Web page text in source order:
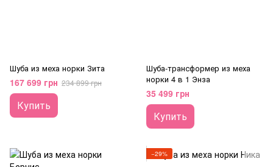
Шуба из меха норки Зита
167 699 грн 234 899 грн
Купить
Шуба-трансформер из меха
норки 4 в 1 Энза
35 499 грн
Купить
−29%